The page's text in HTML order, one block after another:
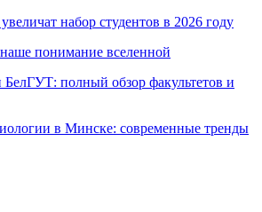
набор студентов в 2026 году
понимание вселенной
БелГУТ: полный обзор факультетов и
в Минске: современные тренды